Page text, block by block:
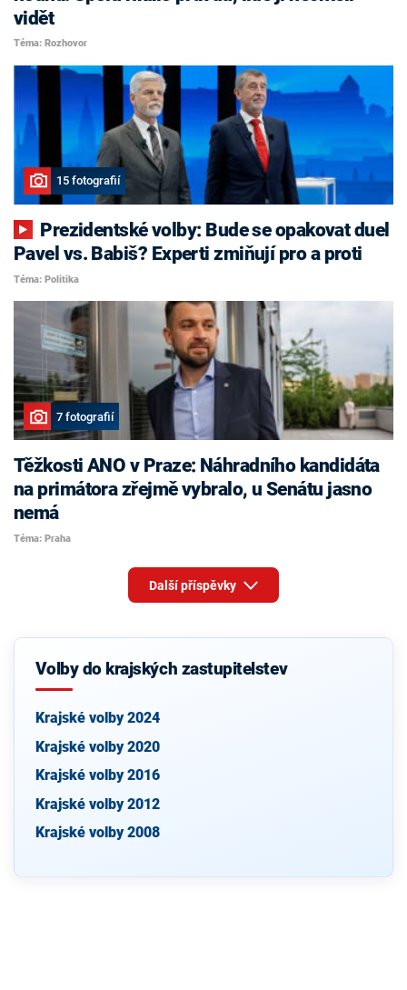
vidět
Téma: Rozhovor
15 fotografií
Pavel vs. Babiš? Experti zmiňují pro a proti
Téma: Politika
7 fotografií
Těžkosti ANO v Praze: Náhradního kandidáta
na primátora zřejmě vybralo, u Senátu jasno
nemá
Téma: Praha
Další příspěvky
Volby do krajských zastupitelstev
Krajské volby 2024
Krajské volby 2020
Krajské volby 2016
Krajské volby 2012
Krajské volby 2008